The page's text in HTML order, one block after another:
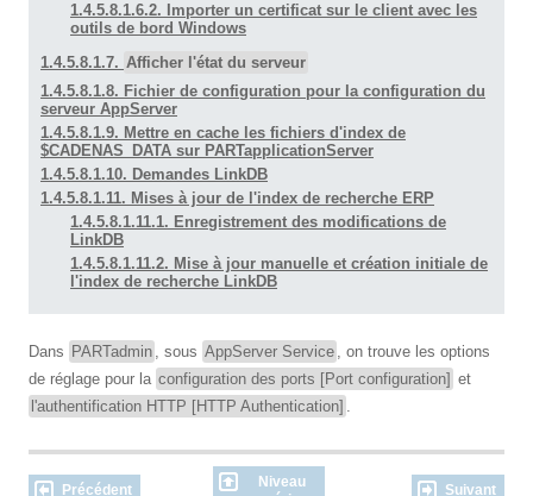
1.4.5.8.1.6.2. Importer un certificat sur le client avec les
outils de bord Windows
1.4.5.8.1.7. Afficher l'état du serveur
1.4.5.8.1.8. Fichier de configuration pour la configuration du
serveur AppServer
1.4.5.8.1.9. Mettre en cache les fichiers d'index de
$CADENAS_DATA sur PARTapplicationServer
1.4.5.8.1.10. Demandes LinkDB
1.4.5.8.1.11. Mises à jour de l'index de recherche ERP
1.4.5.8.1.11.1. Enregistrement des modifications de
LinkDB
1.4.5.8.1.11.2. Mise à jour manuelle et création initiale de
l'index de recherche LinkDB
Dans PARTadmin , sous AppServer Service , on trouve les options
de réglage pour la configuration des ports [Port configuration] et
l'authentification HTTP [HTTP Authentication] .
Précédent
Niveau
Suivant